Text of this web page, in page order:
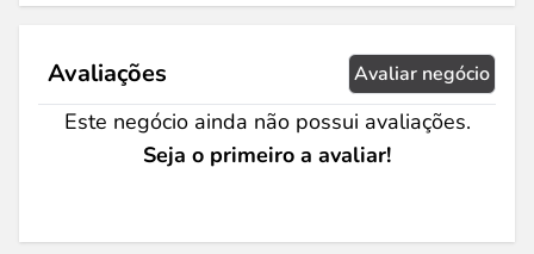
Avaliações Avaliar negócio
Este negócio ainda não possui avaliações.
Seja o primeiro a avaliar!